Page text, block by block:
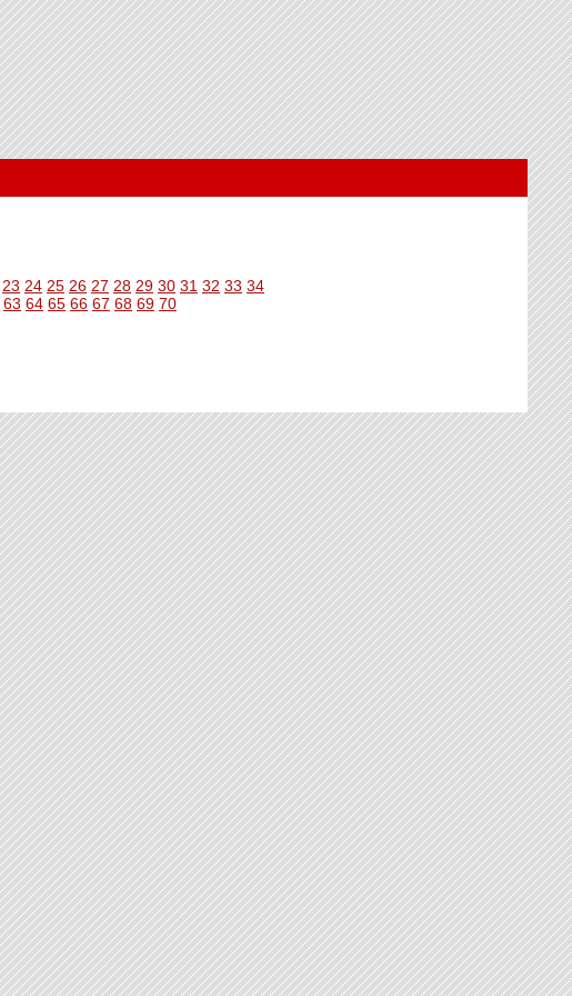
23 24 25 26 27 28 29 30 31 32 33 34
63 64 65 66 67 68 69 70